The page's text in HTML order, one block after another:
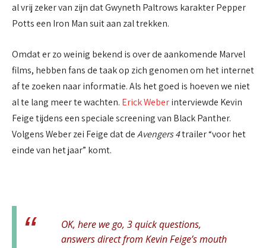
al vrij zeker van zijn dat Gwyneth Paltrows karakter Pepper
Potts een Iron Man suit aan zal trekken.
Omdat er zo weinig bekend is over de aankomende Marvel
films, hebben fans de taak op zich genomen om het internet
af te zoeken naar informatie. Als het goed is hoeven we niet
al te lang meer te wachten. Erick Weberinterviewde Kevin
Feige tijdens een speciale screening van Black Panther.
Volgens Weber zei Feige dat deAvengers 4trailer “voor het
einde van het jaar” komt.
OK, here we go, 3 quick questions,
answers direct from Kevin Feige’s mouth